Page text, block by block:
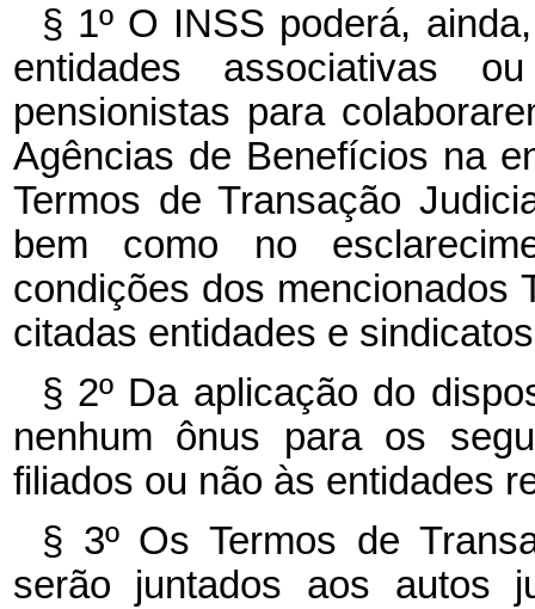
§ 1º O INSS poderá,
entidades associativas
pensionistas para
Agências de Benefícios na
Termos de Transação
bem como no
condições dos mencionados
citadas entidades e
§ 2º Da aplicação do
nenhum ônus para os
filiados ou não às entidades
§ 3º Os Termos de
serão juntados aos autos